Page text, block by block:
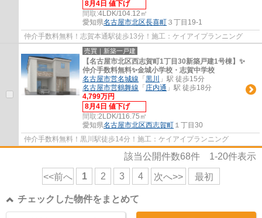
8月4日 値下げ
間取:4LDK/104.12㎡
愛知県名古屋市北区長喜町 ３丁目19-1
仲介手数料無料！志賀本通駅徒歩13分！施工：ケイアイプランニング
売買｜新築一戸建
【名古屋市北区西志賀町1丁目30新築戸建1号棟】✨️
仲介手数料無料✨️金城小学校・志賀中学校
名古屋市営名城線 「 黒川
」駅 徒歩15分
名古屋市営鶴舞線 「 庄内通 」駅 徒歩18分
4,799万円
8月4日 値下げ
間取:2LDK/116.75㎡
愛知県名古屋市北区西志賀町 １丁目30
仲介手数料無料！黒川駅徒歩14分！施工：ケイアイプランニング
該当公開件数68件 1-20件表示
<<前へ 1 2 3 4 次へ>> 最初
チェックした物件をまとめて